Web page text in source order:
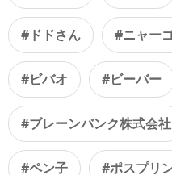
#ドドさん #ニャー
#ビバオ #ビーバー
#ブレーンバンク株式会社
#ペン子 #ポスプリ